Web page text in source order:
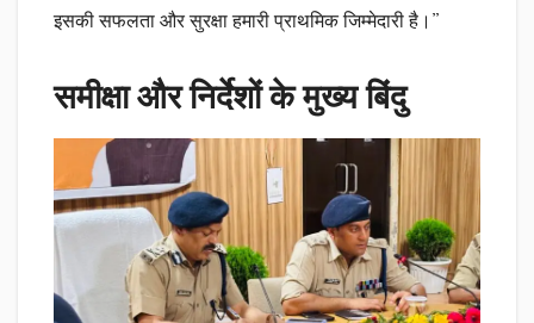
इसकी सफलता और सुरक्षा हमारी प्राथमिक जिम्मेदारी है।”
समीक्षा और निर्देशों के मुख्य बिंदु